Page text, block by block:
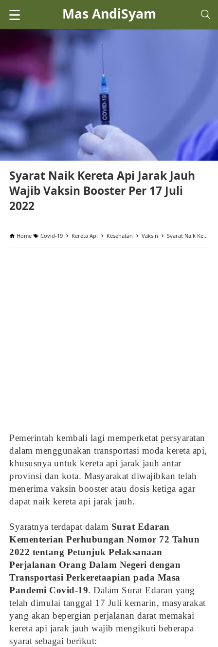
☰ Mas AndiSyam
Syarat Naik Kereta Api Jarak Jauh
Wajib Vaksin Booster Per 17 Juli
2022
Home Covid-19 Kereta Api Kesehatan Vaksin Syarat Naik Kereta Api Jarak Jauh Wajib Vaksin Booster Per 17 Juli 2022
Pemerintah kembali lagi memperketat persyaratan
dalam menggunakan transportasi moda kereta api,
khususnya untuk kereta api jarak jauh antar
provinsi dan kota. Masyarakat diwajibkan telah
menerima vaksin booster atau dosis ketiga agar
dapat naik kereta api jarak jauh.
Syaratnya terdapat dalam Surat Edaran
Kementerian Perhubungan Nomor 72 Tahun
2022 tentang Petunjuk Pelaksanaan
Perjalanan Orang Dalam Negeri dengan
Transportasi Perkeretaapian pada Masa
Pandemi Covid-19. Dalam Surat Edaran yang
telah dimulai tanggal 17 Juli kemarin, masyarakat
yang akan bepergian perjalanan darat memakai
kereta api jarak jauh wajib mengikuti beberapa
syarat sebagai berikut: